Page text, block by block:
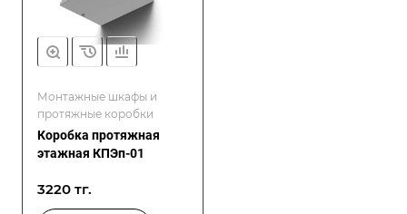
Монтажные шкафы и
протяжные коробки
Коробка протяжная
этажная КПЭп-01
3220 тг.